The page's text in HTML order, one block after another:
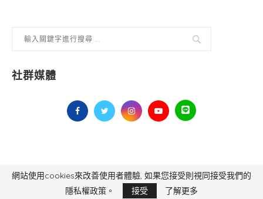
社群媒體
毅傳媒控股股份有限公司 版權所有，非經授權，不得轉載 All Right Reserved.
Yi Media Inc.
電話：02-8791-8559
網站使用cookies來改善使用者體驗, 如果您接受則視同接受我們的
隱私權政策。
接受 了解更多